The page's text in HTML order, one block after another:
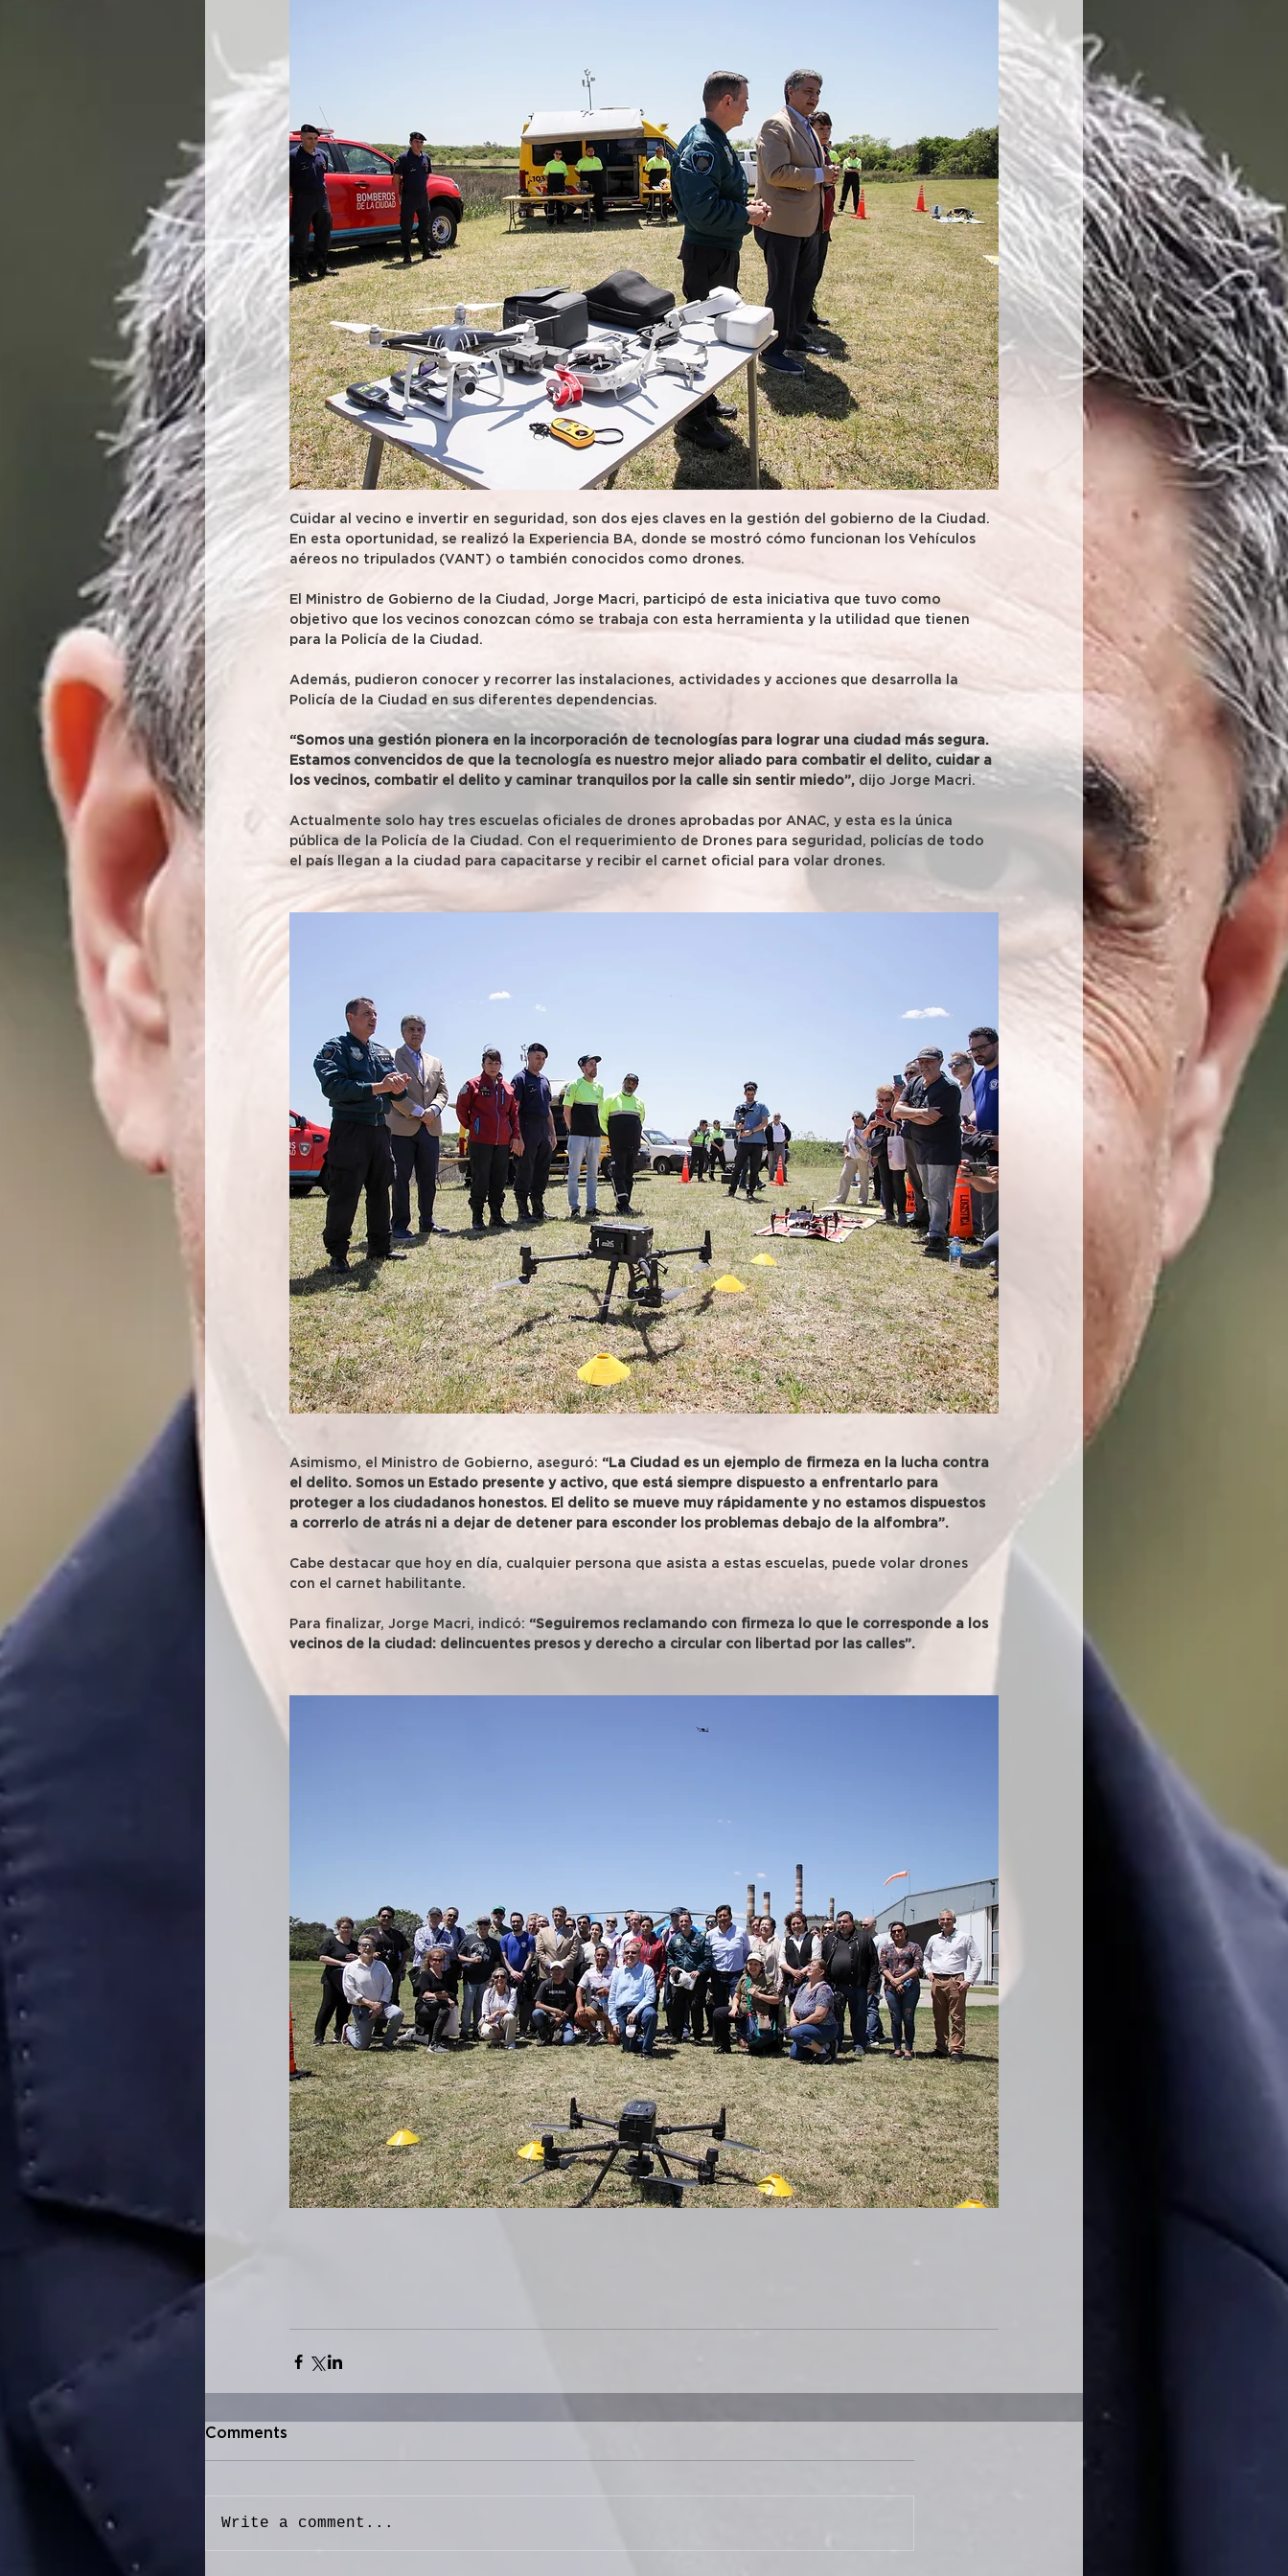
Cuidar al vecino e invertir en seguridad, son dos ejes claves en la gestión del gobierno de la Ciudad.
En esta oportunidad, se realizó la Experiencia BA, donde se mostró cómo funcionan los Vehículos
aéreos no tripulados (VANT) o también conocidos como drones.
El Ministro de Gobierno de la Ciudad, Jorge Macri, participó de esta iniciativa que tuvo como
objetivo que los vecinos conozcan cómo se trabaja con esta herramienta y la utilidad que tienen
para la Policía de la Ciudad.
Además, pudieron conocer y recorrer las instalaciones, actividades y acciones que desarrolla la
Policía de la Ciudad en sus diferentes dependencias.
“Somos una gestión pionera en la incorporación de tecnologías para lograr una ciudad más segura.
Estamos convencidos de que la tecnología es nuestro mejor aliado para combatir el delito, cuidar a
los vecinos, combatir el delito y caminar tranquilos por la calle sin sentir miedo”, dijo Jorge Macri.
Actualmente solo hay tres escuelas oficiales de drones aprobadas por ANAC, y esta es la única
pública de la Policía de la Ciudad. Con el requerimiento de Drones para seguridad, policías de todo
el país llegan a la ciudad para capacitarse y recibir el carnet oficial para volar drones.
Asimismo, el Ministro de Gobierno, aseguró: “La Ciudad es un ejemplo de firmeza en la lucha contra
el delito. Somos un Estado presente y activo, que está siempre dispuesto a enfrentarlo para
proteger a los ciudadanos honestos. El delito se mueve muy rápidamente y no estamos dispuestos
a correrlo de atrás ni a dejar de detener para esconder los problemas debajo de la alfombra”.
Cabe destacar que hoy en día, cualquier persona que asista a estas escuelas, puede volar drones
con el carnet habilitante.
Para finalizar, Jorge Macri, indicó: “Seguiremos reclamando con firmeza lo que le corresponde a los
vecinos de la ciudad: delincuentes presos y derecho a circular con libertad por las calles”.
Comments
Write a comment...